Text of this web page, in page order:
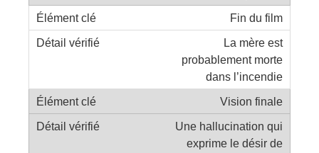
Fin du film
La mère est
probablement morte
dans l’incendie
Vision finale
Une hallucination qui
exprime le désir de